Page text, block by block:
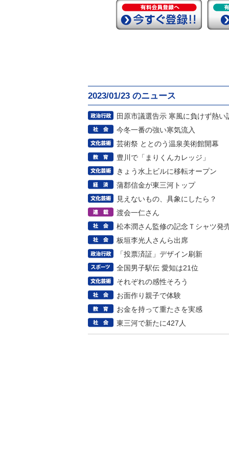
2023/01/23 のニュース
田原市議選告示 寒風に負けず熱い
今冬一番の強い寒気流入
芸術祭 ととのう温泉美術館開幕
豊川で「まりくんカレッジ」
きょう水上ビルに移転オープン
蒲郡信金が東三河トップ
見えないもの、具象にしたら？
渡会一仁さん
松本潤さん監修の記念Ｔシャツ発
板垣李光人さんら出席
「投票済証」デザイン刷新
全国男子駅伝 愛知は21位
それぞれの感性そろう
お面作り親子で体験
お金を持って重たさを実感
東三河で新たに427人